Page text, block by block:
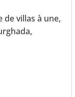
villas à une,